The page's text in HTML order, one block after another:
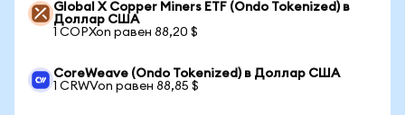
Global X Copper Miners ETF (Ondo Tokenized) в
Доллар США
1 COPXon равен 88,20 $
CoreWeave (Ondo Tokenized) в Доллар США
1 CRWVon равен 88,85 $